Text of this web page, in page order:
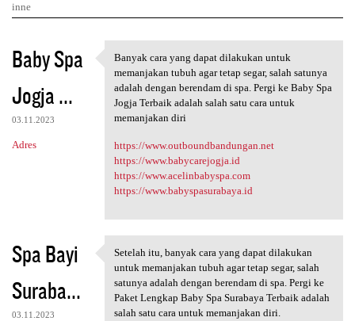
inne
K
o
m
e
n
e
Baby Spa
Jogja ...
03.11.2023
Adres
Banyak cara yang dapat
Banyak cara yang dapat dilakukan untuk
memanjakan tubuh agar tetap segar, salah satunya
adalah dengan berendam di spa. Pergi ke Baby Spa
Jogja Terbaik adalah salah satu cara untuk
memanjakan diri
https://www.outboundbandungan.net
https://www.babycarejogja.id
https://www.acelinbabyspa.com
https://www.babyspasurabaya.id
Spa Bayi
Suraba...
03.11.2023
Setelah itu, banyak cara yang
Setelah itu, banyak cara yang dapat dilakukan
untuk memanjakan tubuh agar tetap segar, salah
satunya adalah dengan berendam di spa. Pergi ke
Paket Lengkap Baby Spa Surabaya Terbaik adalah
salah satu cara untuk memanjakan diri.